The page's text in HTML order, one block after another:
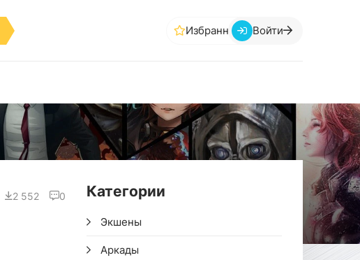
Избранное Войти
2 552 0 Категории
Экшены
Аркады